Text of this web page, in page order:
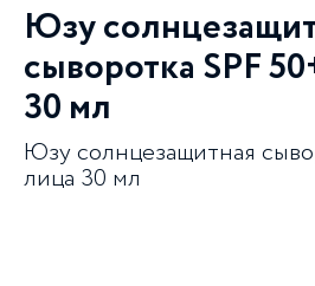
Юзу
сыворотка SPF
30 мл
Юзу cолнцезащитная
лица 30 мл